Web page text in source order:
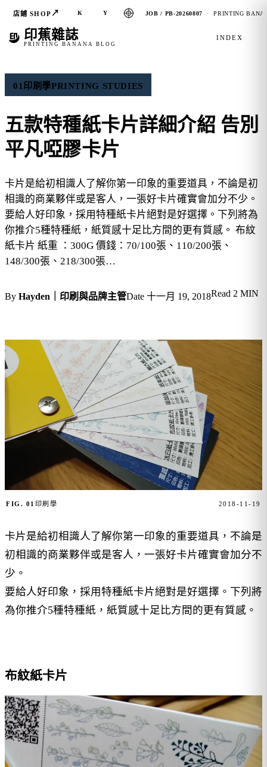
店鋪 SHOP ↗ K Y JOB / PB-20260807 · PRINTING
印蕉雜誌
PRINTING BANANA BLOG
INDEX
01 印刷學PRINTING STUDIES
五款特種紙卡片詳細介紹 告別
平凡啞膠卡片
卡片是給初相識人了解你第一印象的重要道具，不論是初
相識的商業夥伴或是客人，一張好卡片確實會加分不少。
要給人好印象，採用特種紙卡片絕對是好選擇。下列將為
你推介5種特種紙，紙質感十足比方間的更有質感。 布紋
紙卡片 紙重 ：300G 價錢：70/100張、110/200張、
148/300張、218/300張…
By Hayden｜印刷與品牌主管Date 十一月 19, 2018Read 2 MIN
FIG. 01 印刷學 2018-11-19
卡片是給初相識人了解你第一印象的重要道具，不論是
初相識的商業夥伴或是客人，一張好卡片確實會加分不
少。
要給人好印象，採用特種紙卡片絕對是好選擇。下列將
為你推介5種特種紙，紙質感十足比方間的更有質感。
布紋紙卡片